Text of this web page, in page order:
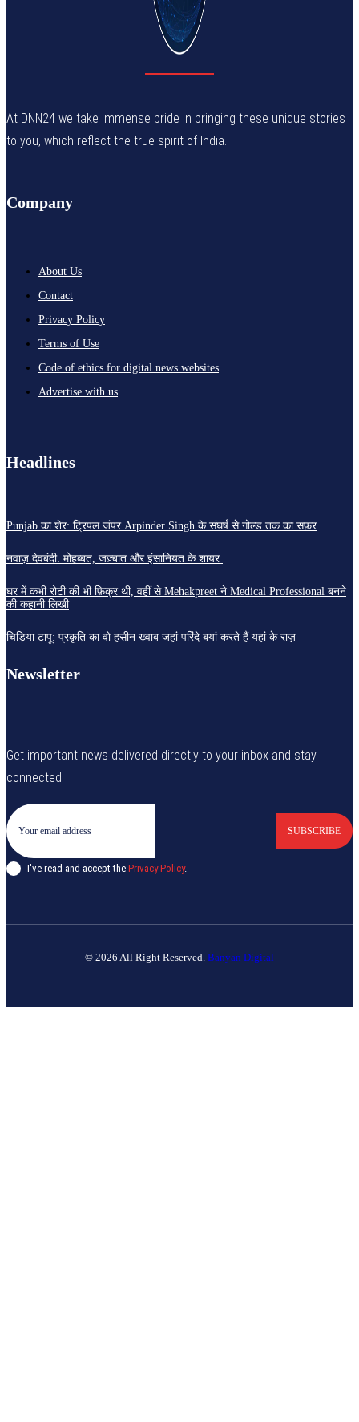
At DNN24 we take immense pride in bringing these unique stories
to you, which reflect the true spirit of India.
Company
About Us
Contact
Privacy Policy
Terms of Use
Code of ethics for digital news websites
Advertise with us
Headlines
Punjab का शेर: ट्रिपल जंपर Arpinder Singh के संघर्ष से गोल्ड तक का सफ़र
नवाज़ देवबंदी: मोहब्बत, जज़्बात और इंसानियत के शायर
घर में कभी रोटी की भी फ़िक्र थी, वहीं से Mehakpreet ने Medical Professional बनने
की कहानी लिखी
चिड़िया टापू: प्रकृति का वो हसीन ख्वाब जहां परिंदे बयां करते हैं यहां के राज़
Newsletter
Get important news delivered directly to your inbox and stay
connected!
SUBSCRIBE
I've read and accept the Privacy Policy.
© 2026 All Right Reserved. Banyan Digital